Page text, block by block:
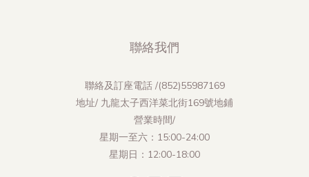
聯絡我們
聯絡及訂座電話 /(852)55987169
地址/ 九龍太子西洋菜北街169號地鋪
營業時間/
星期一至六：15:00-24:00
星期日：12:00-18:00